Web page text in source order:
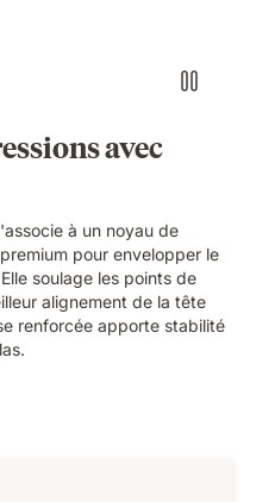
avec
à un noyau de
pour envelopper le
soulage les points de
alignement de la tête
renforcée apporte stabilité